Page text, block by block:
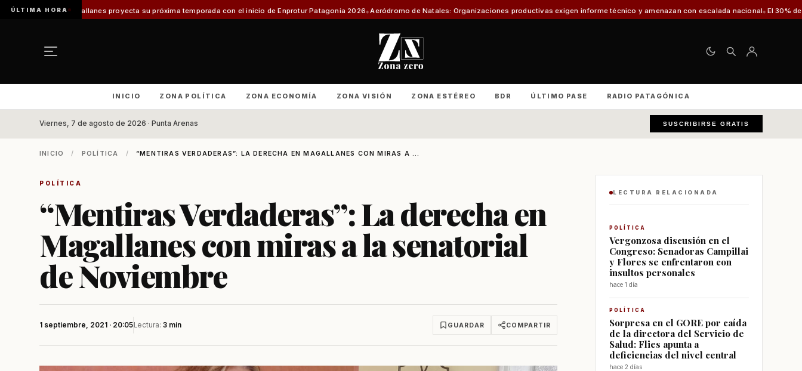
ÚLTIMA HORA
proyecta su próxima temporada con el inicio de Enprotur Patagonia 2026 Aeródromo de Natales: Organizaciones productivas exigen informe técnico y amenazan con escalada nacional El 30% de los vehículos
INICIO ZONA POLÍTICA ZONA ECONOMÍA ZONA VISIÓN ZONA ESTÉREO BDR ÚLTIMO PASE RADIO PATAGÓNICA
Viernes, 7 de agosto de 2026 · Punta Arenas SUSCRIBIRSE GRATIS
INICIO / POLÍTICA / “MENTIRAS VERDADERAS”: LA DERECHA EN MAGALLANES CON MIRAS A ...
POLÍTICA
“Mentiras Verdaderas”: La derecha en
Magallanes con miras a la senatorial
de Noviembre
1 septiembre, 2021 · 20:05Lectura: 3 min GUARDAR COMPARTIR
LECTURA RELACIONADA
POLÍTICA
Vergonzosa discusión en el
Congreso: Senadoras Campillai
y Flores se enfrentaron con
insultos personales
hace 1 día
POLÍTICA
Sorpresa en el GORE por caída
de la directora del Servicio de
Salud: Flies apunta a
deficiencias del nivel central
hace 2 días